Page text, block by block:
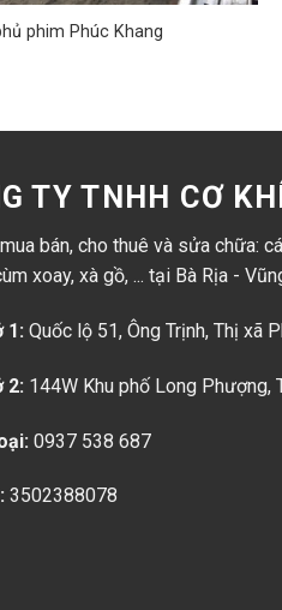
phim Phúc Khang
TY TNHH CƠ
bán, cho thuê và sửa chữa:
xoay, xà gồ, ... tại Bà Rịa -
1: Quốc lộ 51, Ông Trịnh, Thị xã
2: 144W Khu phố Long Phượng,
0937 538 687
3502388078